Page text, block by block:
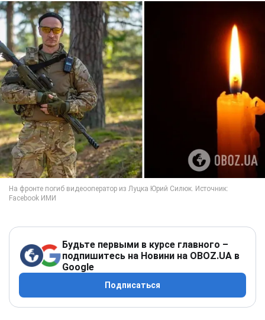
Будьте первыми в курсе главного –
подпишитесь на Новини на OBOZ.UA в
Google
Подписаться